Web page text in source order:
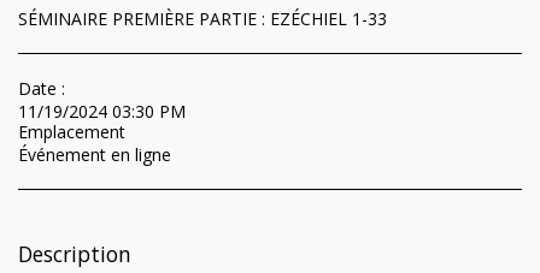
SÉMINAIRE PREMIÈRE PARTIE : EZÉCHIEL 1-33
Date :
11/19/2024 03:30 PM
Emplacement
Événement en ligne
Description